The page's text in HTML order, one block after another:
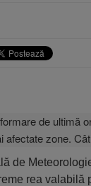
de
rea valabilă